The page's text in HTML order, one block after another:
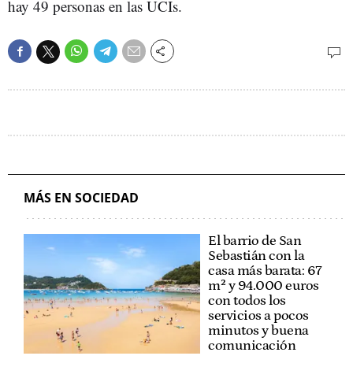
hay 49 personas en las UCIs.
MÁS EN SOCIEDAD
El barrio de San
Sebastián con la
casa más barata: 67
m² y 94.000 euros
con todos los
servicios a pocos
minutos y buena
comunicación